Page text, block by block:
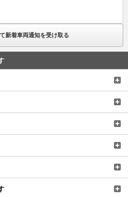
新着車両通知を受け取る